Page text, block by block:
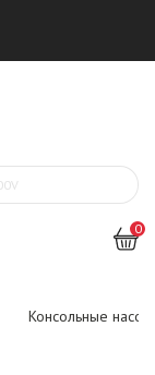
0
Консольные